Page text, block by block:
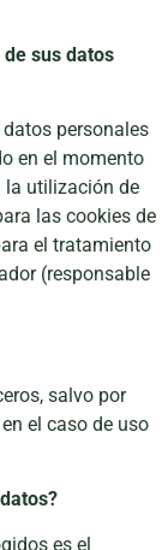
sus datos
personales
en el momento
la utilización de
las cookies de
el tratamiento
(responsable
salvo por
el caso de uso
es el